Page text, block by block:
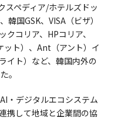
スペディア/ホテルズドッ
国GSK、VISA（ビザ）
コリア、HPコリア、
ト）、Ant（アント）イ
イト）など、韓国内外の
。
・デジタルエコシステム
携して地域と企業間の協